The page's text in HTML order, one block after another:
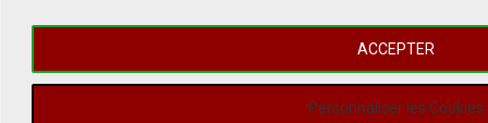
Personnaliser les Cookies
ACCEPTER
Reject All
Powered by